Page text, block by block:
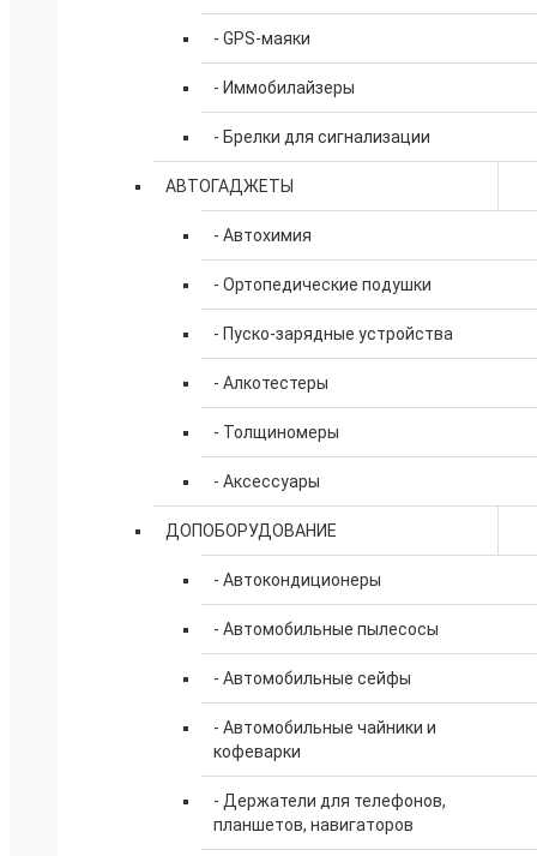
- GPS-маяки
- Иммобилайзеры
- Брелки для сигнализации
АВТОГАДЖЕТЫ
- Автохимия
- Ортопедические подушки
- Пуско-зарядные устройства
- Алкотестеры
- Толщиномеры
- Аксессуары
ДОПОБОРУДОВАНИЕ
- Автокондиционеры
- Автомобильные пылесосы
- Автомобильные сейфы
- Автомобильные чайники и
кофеварки
- Держатели для телефонов,
планшетов, навигаторов